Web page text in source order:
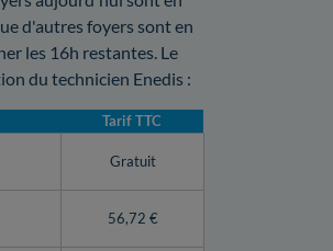
d'autres foyers sont en
les 16h restantes. Le
du technicien Enedis :
Tarif TTC
Gratuit
56,72 €